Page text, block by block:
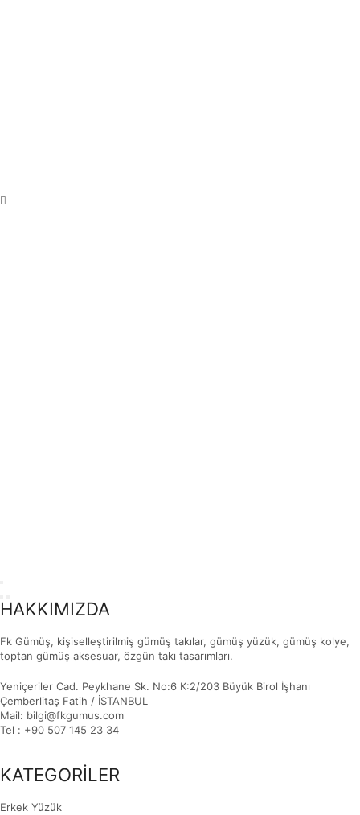
HAKKIMIZDA
Fk Gümüş, kişiselleştirilmiş gümüş takılar, gümüş yüzük, gümüş kolye,
toptan gümüş aksesuar, özgün takı tasarımları.
Yeniçeriler Cad. Peykhane Sk. No:6 K:2/203 Büyük Birol İşhanı
Çemberlitaş Fatih / İSTANBUL
Mail: bilgi@fkgumus.com
Tel : +90 507 145 23 34
KATEGORİLER
Erkek Yüzük